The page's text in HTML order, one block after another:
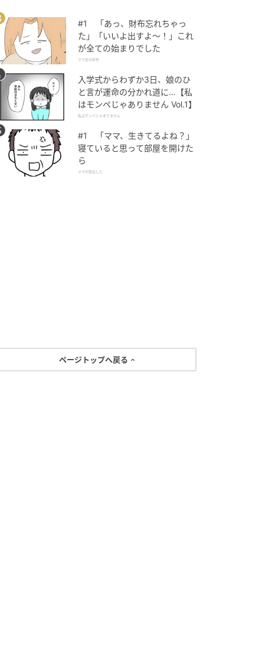
#1 「あっ、財布忘れちゃっ
た」「いいよ出すよ〜！」これ
が全ての始まりでした
ママ友の財布
入学式からわずか3日、娘のひ
と言が運命の分かれ道に…【私
はモンペじゃありません Vol.1】
私はモンペじゃありません
#1 「ママ、生きてるよね？」
寝ていると思って部屋を開けた
ら
ママが家出した
ページトップへ戻る